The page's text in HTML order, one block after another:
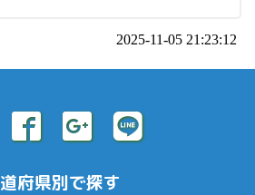
2025-11-05 21:23:12
府県別で探す